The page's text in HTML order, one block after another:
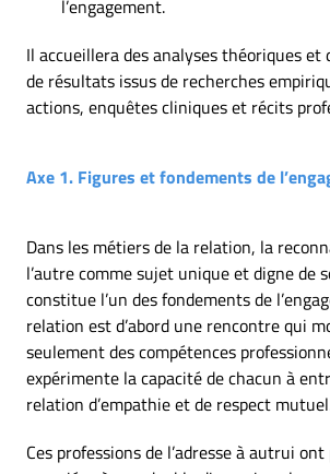
l’engagement.
Il accueillera des analyses théoriques et
de résultats issus de recherches
actions, enquêtes cliniques et récits
Axe 1. Figures et fondements de
Dans les métiers de la relation, la
l’autre comme sujet unique et digne de
constitue l’un des fondements de
relation est d’abord une rencontre qui
seulement des compétences
expérimente la capacité de chacun à
relation d’empathie et de respect
Ces professions de l’adresse à autrui